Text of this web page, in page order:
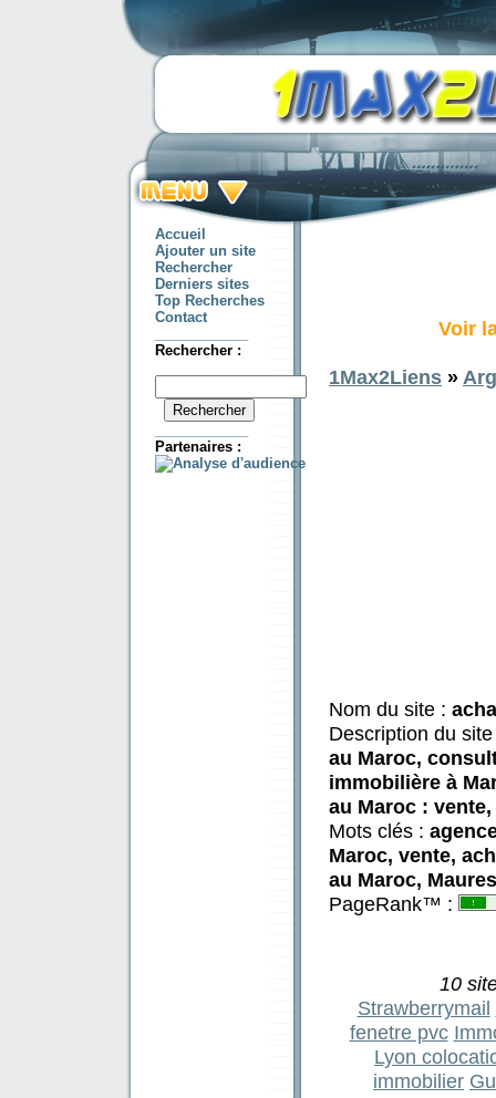
Accueil
Ajouter un site
Rechercher
Derniers sites
Top Recherches
Contact
Rechercher :
Partenaires :
Voir
1Max2Liens »
Nom du site :
Description du
au Maroc,
immobilière à
au Maroc :
Mots clés :
Maroc, vente,
au Maroc,
PageRank™ :
10
Strawberrymail
fenetre pvc
Lyon
immobilier